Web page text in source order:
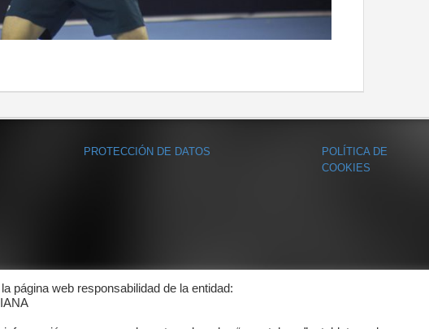
PROTECCIÓN DE DATOS
POLÍTICA DE
COOKIES
página web responsabilidad de la entidad: